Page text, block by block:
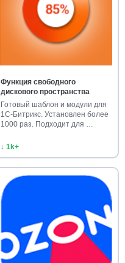
Функция свободного
дискового пространства
Готовый шаблон и модули для
1С-Битрикс. Установлен более
1000 раз. Подходит для …
↓ 1k+